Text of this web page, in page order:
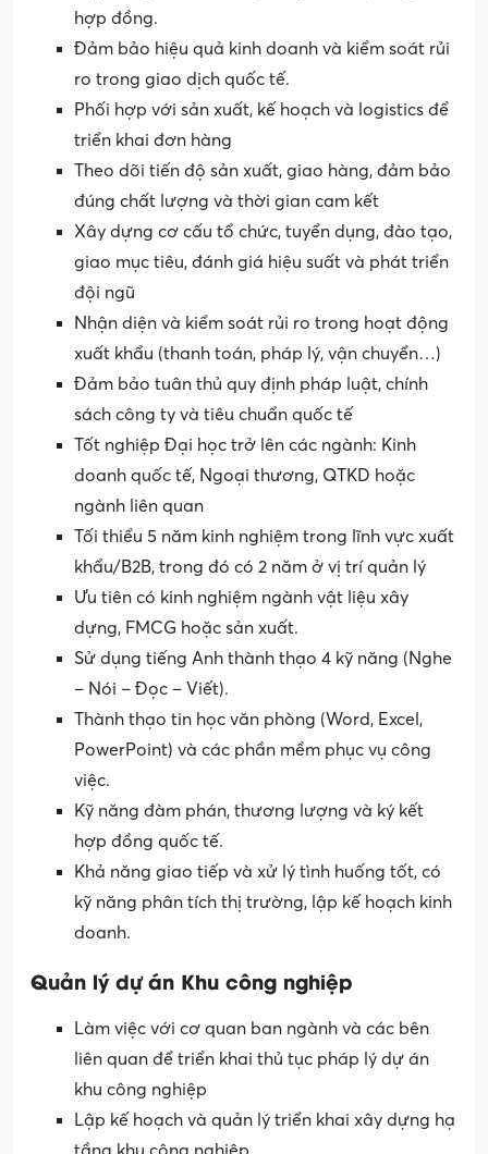
hợp đồng.
Đảm bảo hiệu quả kinh doanh và kiểm soát rủi
ro trong giao dịch quốc tế.
Phối hợp với sản xuất, kế hoạch và logistics để
triển khai đơn hàng
Theo dõi tiến độ sản xuất, giao hàng, đảm bảo
đúng chất lượng và thời gian cam kết
Xây dựng cơ cấu tổ chức, tuyển dụng, đào tạo,
giao mục tiêu, đánh giá hiệu suất và phát triển
đội ngũ
Nhận diện và kiểm soát rủi ro trong hoạt động
xuất khẩu (thanh toán, pháp lý, vận chuyển…)
Đảm bảo tuân thủ quy định pháp luật, chính
sách công ty và tiêu chuẩn quốc tế
Tốt nghiệp Đại học trở lên các ngành: Kinh
doanh quốc tế, Ngoại thương, QTKD hoặc
ngành liên quan
Tối thiểu 5 năm kinh nghiệm trong lĩnh vực xuất
khẩu/B2B, trong đó có 2 năm ở vị trí quản lý
Ưu tiên có kinh nghiệm ngành vật liệu xây
dựng, FMCG hoặc sản xuất.
Sử dụng tiếng Anh thành thạo 4 kỹ năng (Nghe
– Nói – Đọc – Viết).
Thành thạo tin học văn phòng (Word, Excel,
PowerPoint) và các phần mềm phục vụ công
việc.
Kỹ năng đàm phán, thương lượng và ký kết
hợp đồng quốc tế.
Khả năng giao tiếp và xử lý tình huống tốt, có
kỹ năng phân tích thị trường, lập kế hoạch kinh
doanh.
Quản lý dự án Khu công nghiệp
Làm việc với cơ quan ban ngành và các bên
liên quan để triển khai thủ tục pháp lý dự án
khu công nghiệp
Lập kế hoạch và quản lý triển khai xây dựng hạ